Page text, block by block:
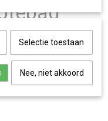
20-03-2026
Selectie toestaan
Nee, niet akkoord